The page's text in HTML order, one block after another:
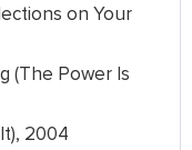
on Your
(The Power Is
2004